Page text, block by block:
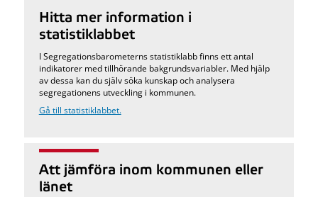
Hitta mer information i
statistiklabbet
I Segregationsbarometerns statistiklabb finns ett antal
indikatorer med tillhörande bakgrundsvariabler. Med hjälp
av dessa kan du själv söka kunskap och analysera
segregationens utveckling i kommunen.
Gå till statistiklabbet.
Att jämföra inom kommunen eller
länet